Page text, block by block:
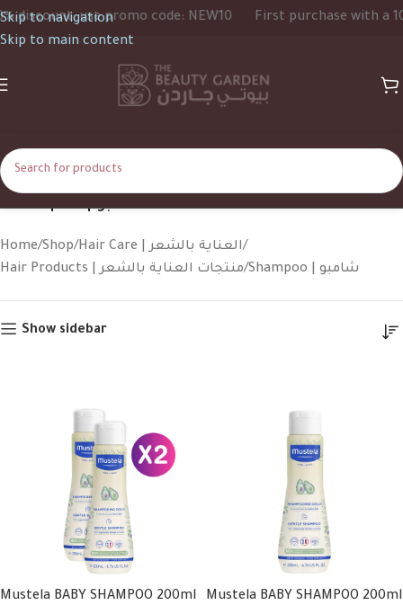
Skip to navigation
Skip to main content
promo code: NEW10 First purchase with a 10% discount,
Shampoo | شامبو
Home Shop
Hair Care | العناية بالشعر
Hair Products | منتجات العناية بالشعر
Shampoo | شامبو
Show sidebar
Mustela BABY SHAMPOO 200ml
Mustela BABY SHAMPOO 200ml